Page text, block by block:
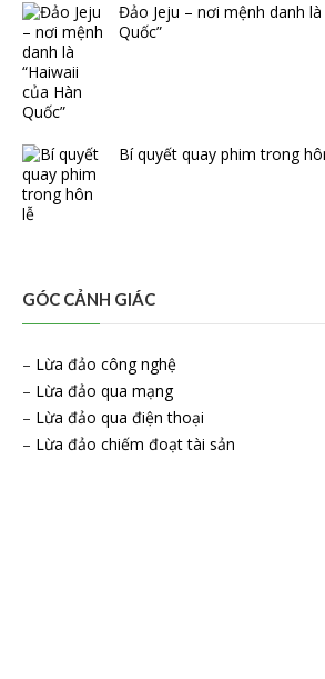
Đảo Jeju – nơi mệnh danh là
Quốc”
Bí quyết quay phim trong
GÓC CẢNH GIÁC
– Lừa đảo công nghệ
– Lừa đảo qua mạng
– Lừa đảo qua điện thoại
– Lừa đảo chiếm đoạt tài sản